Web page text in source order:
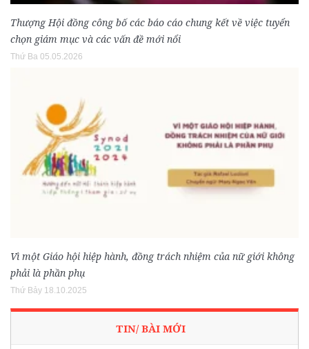
Thượng Hội đồng công bố các báo cáo chung kết về việc tuyển
chọn giám mục và các vấn đề mới nổi
Thứ Ba 05.05.2026
Vì một Giáo hội hiệp hành, đồng trách nhiệm của nữ giới không
phải là phần phụ
Thứ Bảy 18.10.2025
TIN/ BÀI MỚI